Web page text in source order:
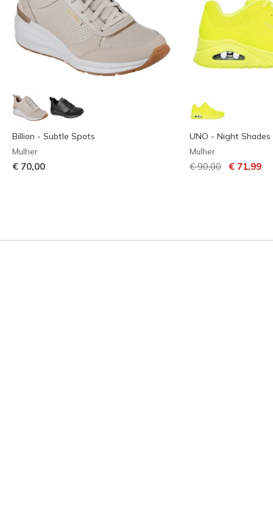
Billion - Subtle Spots
Mulher
€ 70,00
UNO - Night Shades
Mulher
Preço com
€ 90,00para
€ 71,99